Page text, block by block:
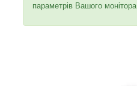
параметрів Вашого монітора.